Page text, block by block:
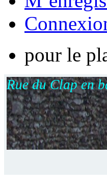
pour le
Rue du Clap en